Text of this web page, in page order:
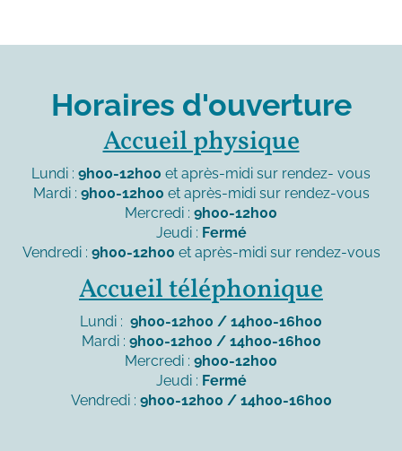
Horaires d'ouverture
Accueil physique
Lundi : 9h00-12h00 et après-midi sur rendez- vous
Mardi : 9h00-12h00 et après-midi sur rendez-vous
Mercredi : 9h00-12h00
Jeudi : Fermé
Vendredi : 9h00-12h00 et après-midi sur rendez-vous
Accueil téléphonique
Lundi : 9h00-12h00 / 14h00-16h00
Mardi : 9h00-12h00 / 14h00-16h00
Mercredi : 9h00-12h00
Jeudi : Fermé
Vendredi : 9h00-12h00 / 14h00-16h00